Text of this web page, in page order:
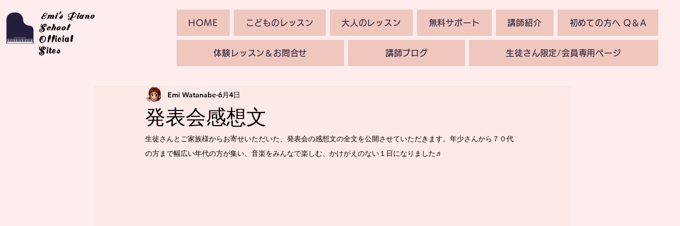
Emi’s Piano
School
Official
Sites
HOME こどものレッスン 大人のレッスン 無料サポート 講師紹介 初めての方へ Q＆A
体験レッスン＆お問合せ 講師ブログ 生徒さん限定/会員専用ページ
発表会感想文
Emi Watanabe 6月4日
生徒さんとご家族様からお寄せいただいた、発表会の感想文の全文を公開させていただきます。年少さんから７０代
の方まで幅広い年代の方が集い、音楽をみんなで楽しむ、かけがえのない１日になりました♬